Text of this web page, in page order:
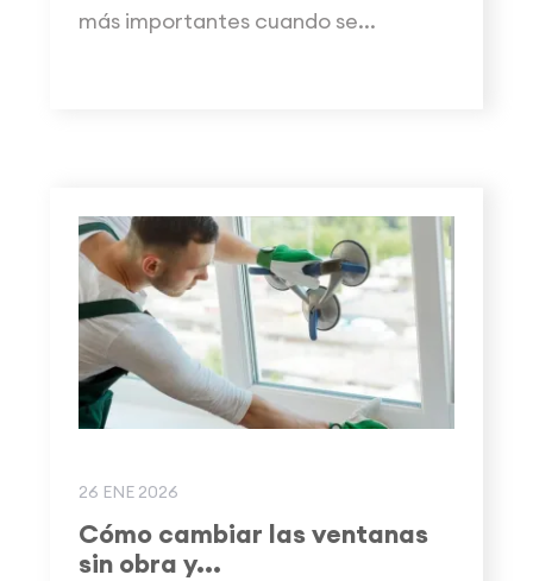
más importantes cuando se...
26 ENE 2026
Cómo cambiar las ventanas
sin obra y...